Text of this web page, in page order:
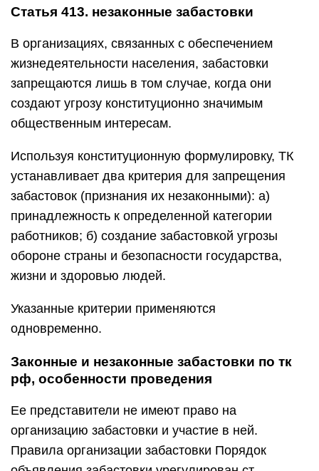
Статья 413. незаконные забастовки
В организациях, связанных с обеспечением
жизнедеятельности населения, забастовки
запрещаются лишь в том случае, когда они
создают угрозу конституционно значимым
общественным интересам.
Используя конституционную формулировку, ТК
устанавливает два критерия для запрещения
забастовок (признания их незаконными): а)
принадлежность к определенной категории
работников; б) создание забастовкой угрозы
обороне страны и безопасности государства,
жизни и здоровью людей.
Указанные критерии применяются
одновременно.
Законные и незаконные забастовки по тк
рф, особенности проведения
Ее представители не имеют право на
организацию забастовки и участие в ней.
Правила организации забастовки Порядок